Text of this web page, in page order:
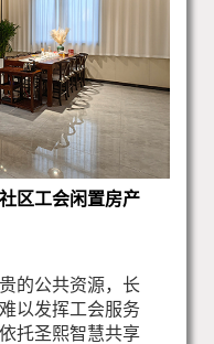
区工会闲置房产
的公共资源，长
以发挥工会服务
托圣熙智慧共享